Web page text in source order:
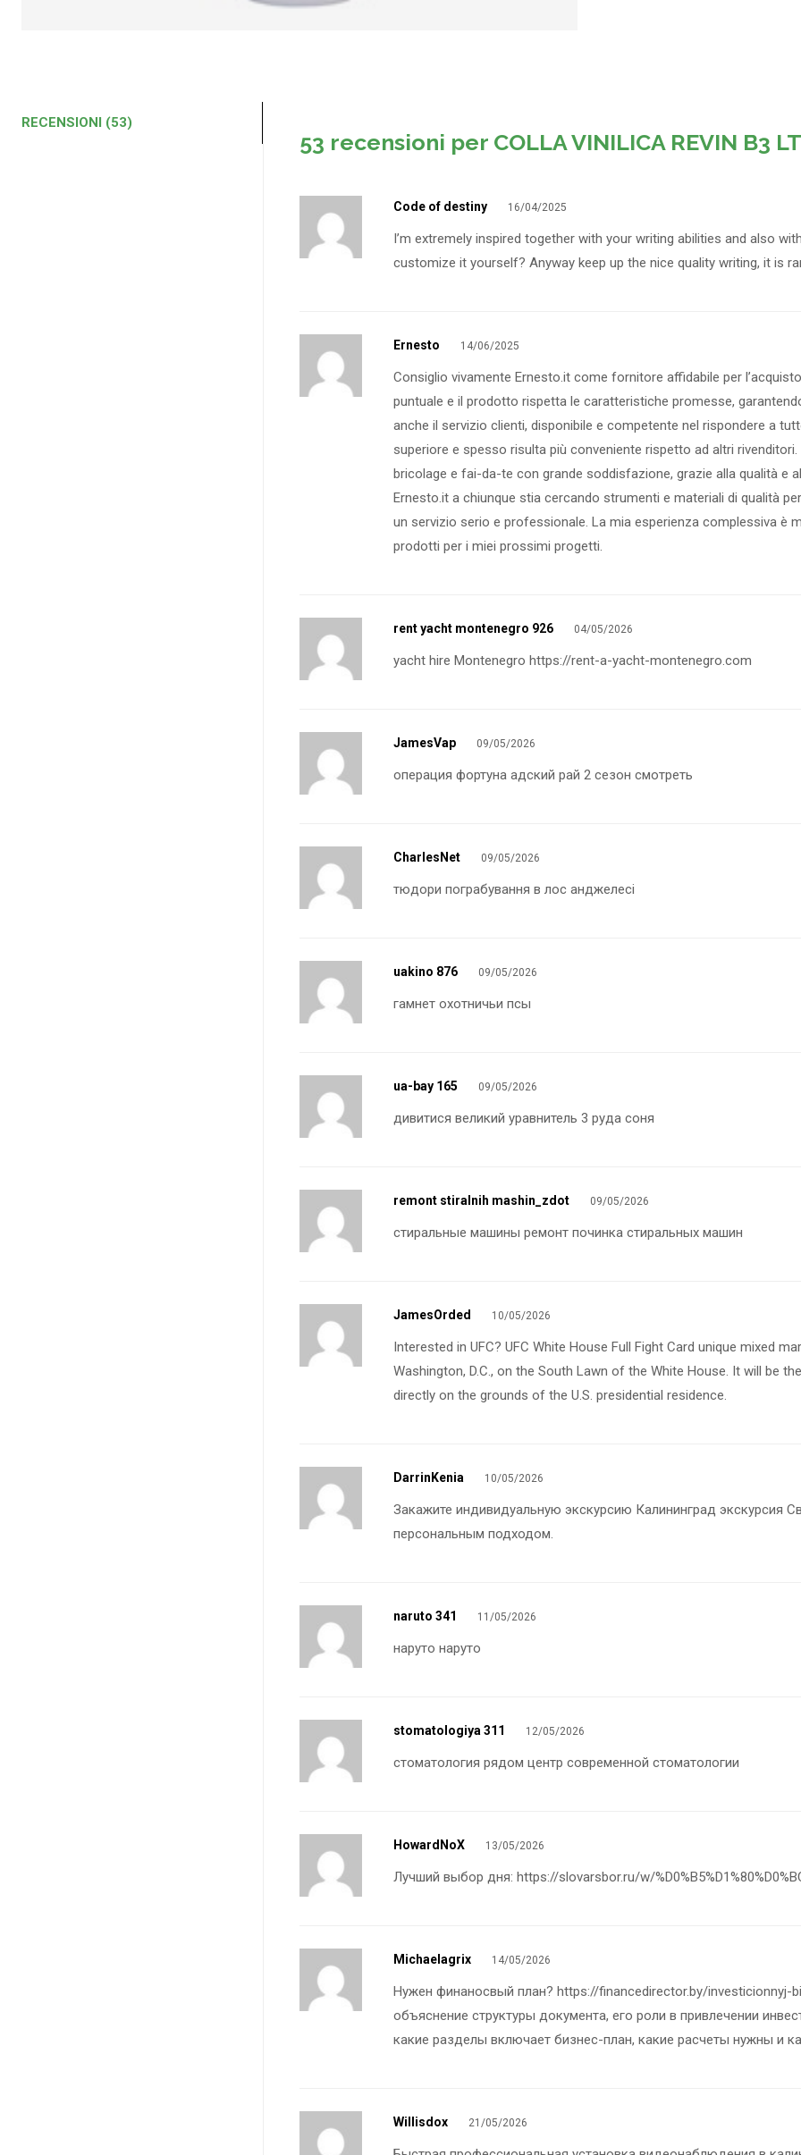
RECENSIONI (53)
53 recensioni per COLLA VINILICA REVIN B3
Code of destiny 16/04/2025
I’m extremely inspired together with your writing abilities and also
customize it yourself? Anyway keep up the nice quality writing, it is
Ernesto 14/06/2025
Consiglio vivamente Ernesto.it come fornitore affidabile per
puntuale e il prodotto rispetta le caratteristiche promesse,
anche il servizio clienti, disponibile e competente nel rispondere a
superiore e spesso risulta più conveniente rispetto ad altri
bricolage e fai-da-te con grande soddisfazione, grazie alla qualità e
Ernesto.it a chiunque stia cercando strumenti e materiali di qualità
un servizio serio e professionale. La mia esperienza complessiva è
prodotti per i miei prossimi progetti.
rent yacht montenegro 926 04/05/2026
yacht hire Montenegro https://rent-a-yacht-montenegro.com
JamesVap 09/05/2026
операция фортуна адский рай 2 сезон смотреть
CharlesNet 09/05/2026
тюдори пограбування в лос анджелесі
uakino 876 09/05/2026
гамнет охотничьи псы
ua-bay 165 09/05/2026
дивитися великий уравнитель 3 руда соня
remont stiralnih mashin_zdot 09/05/2026
стиральные машины ремонт починка стиральных машин
JamesOrded 10/05/2026
Interested in UFC? UFC White House Full Fight Card unique mixed
Washington, D.C., on the South Lawn of the White House. It will be
directly on the grounds of the U.S. presidential residence.
DarrinKenia 10/05/2026
Закажите индивидуальную экскурсию Калининград экскурсия
персональным подходом.
naruto 341 11/05/2026
наруто наруто
stomatologiya 311 12/05/2026
стоматология рядом центр современной стоматологии
HowardNoX 13/05/2026
Лучший выбор дня: https://slovarsbor.ru/w/
Michaelagrix 14/05/2026
Нужен финаносвый план? https://financedirector.by/
объяснение структуры документа, его роли в привлечении
какие разделы включает бизнес-план, какие расчеты нужны и
Willisdox 21/05/2026